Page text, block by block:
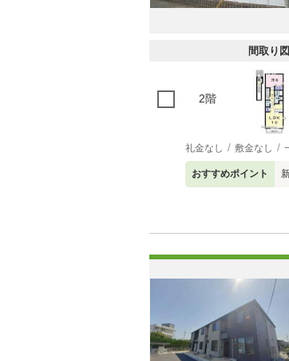
間取り図
2階
礼金なし 敷金なし
おすすめポイント